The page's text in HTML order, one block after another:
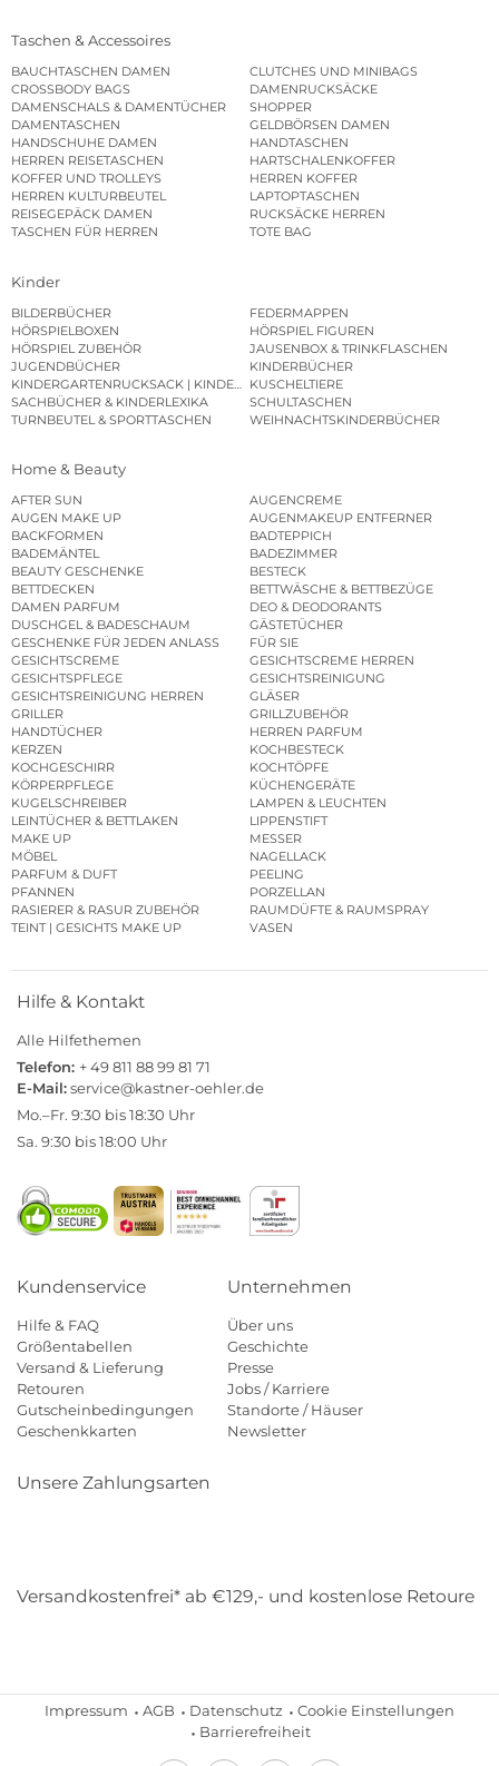
Taschen & Accessoires
BAUCHTASCHEN DAMEN
CLUTCHES UND MINIBAGS
CROSSBODY BAGS
DAMENRUCKSÄCKE
DAMENSCHALS & DAMENTÜCHER
SHOPPER
DAMENTASCHEN
GELDBÖRSEN DAMEN
HANDSCHUHE DAMEN
HANDTASCHEN
HERREN REISETASCHEN
HARTSCHALENKOFFER
KOFFER UND TROLLEYS
HERREN KOFFER
HERREN KULTURBEUTEL
LAPTOPTASCHEN
REISEGEPÄCK DAMEN
RUCKSÄCKE HERREN
TASCHEN FÜR HERREN
TOTE BAG
Kinder
BILDERBÜCHER
FEDERMAPPEN
HÖRSPIELBOXEN
HÖRSPIEL FIGUREN
HÖRSPIEL ZUBEHÖR
JAUSENBOX & TRINKFLASCHEN
JUGENDBÜCHER
KINDERBÜCHER
KINDERGARTENRUCKSACK | KINDERGARTENBEUTEL
KUSCHELTIERE
SACHBÜCHER & KINDERLEXIKA
SCHULTASCHEN
TURNBEUTEL & SPORTTASCHEN
WEIHNACHTSKINDERBÜCHER
Home & Beauty
AFTER SUN
AUGENCREME
AUGEN MAKE UP
AUGENMAKEUP ENTFERNER
BACKFORMEN
BADTEPPICH
BADEMÄNTEL
BADEZIMMER
BEAUTY GESCHENKE
BESTECK
BETTDECKEN
BETTWÄSCHE & BETTBEZÜGE
DAMEN PARFUM
DEO & DEODORANTS
DUSCHGEL & BADESCHAUM
GÄSTETÜCHER
GESCHENKE FÜR JEDEN ANLASS
FÜR SIE
GESICHTSCREME
GESICHTSCREME HERREN
GESICHTSPFLEGE
GESICHTSREINIGUNG
GESICHTSREINIGUNG HERREN
GLÄSER
GRILLER
GRILLZUBEHÖR
HANDTÜCHER
HERREN PARFUM
KERZEN
KOCHBESTECK
KOCHGESCHIRR
KOCHTÖPFE
KÖRPERPFLEGE
KÜCHENGERÄTE
KUGELSCHREIBER
LAMPEN & LEUCHTEN
LEINTÜCHER & BETTLAKEN
LIPPENSTIFT
MAKE UP
MESSER
MÖBEL
NAGELLACK
PARFUM & DUFT
PEELING
PFANNEN
PORZELLAN
RASIERER & RASUR ZUBEHÖR
RAUMDÜFTE & RAUMSPRAY
TEINT | GESICHTS MAKE UP
VASEN
Hilfe & Kontakt
Alle Hilfethemen
Telefon: + 49 811 88 99 81 71
E-Mail:service@kastner-oehler.de
Mo.–Fr. 9:30 bis 18:30 Uhr
Sa. 9:30 bis 18:00 Uhr
Kundenservice
Hilfe & FAQ
Größentabellen
Versand & Lieferung
Retouren
Gutscheinbedingungen
Geschenkkarten
Unternehmen
Über uns
Geschichte
Presse
Jobs / Karriere
Standorte / Häuser
Newsletter
Unsere Zahlungsarten
Versandkostenfrei* ab €129,- und kostenlose Retoure
Impressum AGB Datenschutz
Cookie Einstellungen
Barrierefreiheit